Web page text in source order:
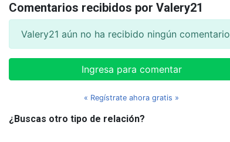
Comentarios recibidos por Valery21
Valery21 aún no ha recibido ningún comentario
Ingresa para comentar
« Regístrate ahora gratis »
¿Buscas otro tipo de relación?